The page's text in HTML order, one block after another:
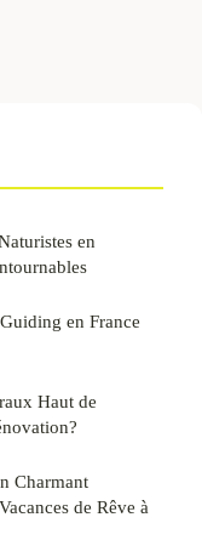
en
en France
Haut de
Charmant
de Rêve à